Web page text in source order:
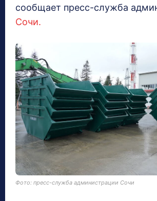
сообщает пресс-служба
Сочи.
Фото: пресс-служба администрации Сочи